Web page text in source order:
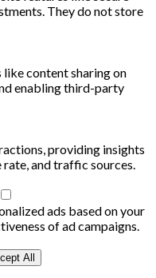
They do not store
content sharing on
enabling third-party
providing insights
and traffic sources.
ads based on your
of ad campaigns.
All